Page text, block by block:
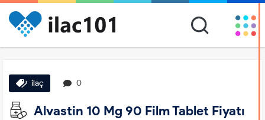
ilaç 0
Alvastin 10 Mg 90 Film Tablet Fiyatı